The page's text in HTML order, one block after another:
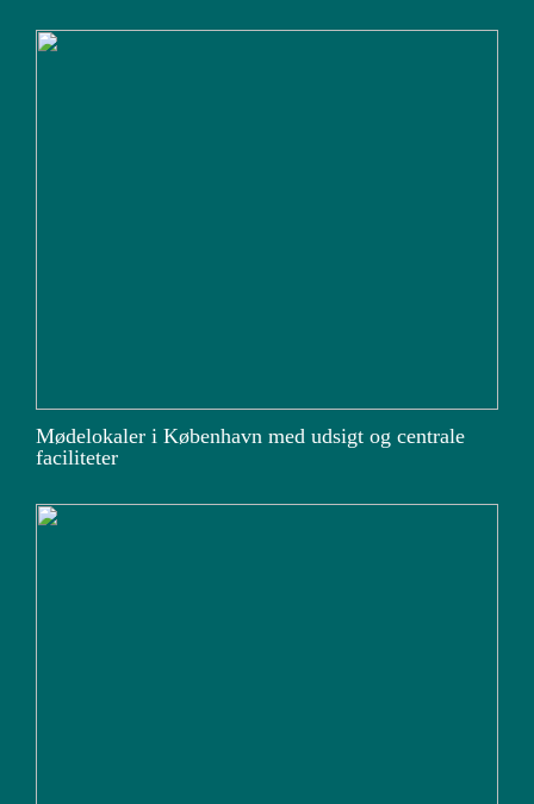
Mødelokaler i København med udsigt og centrale
faciliteter